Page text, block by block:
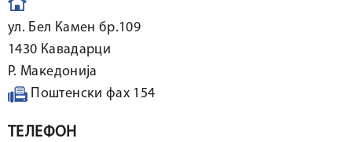
ул. Бел Камен бр.109
1430 Кавадарци
Р. Македонија
Поштенски фах 154
ТЕЛЕФОН